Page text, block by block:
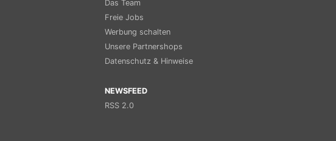
Das Team
Freie Jobs
Werbung schalten
Unsere Partnershops
Datenschutz & Hinweise
NEWSFEED
RSS 2.0